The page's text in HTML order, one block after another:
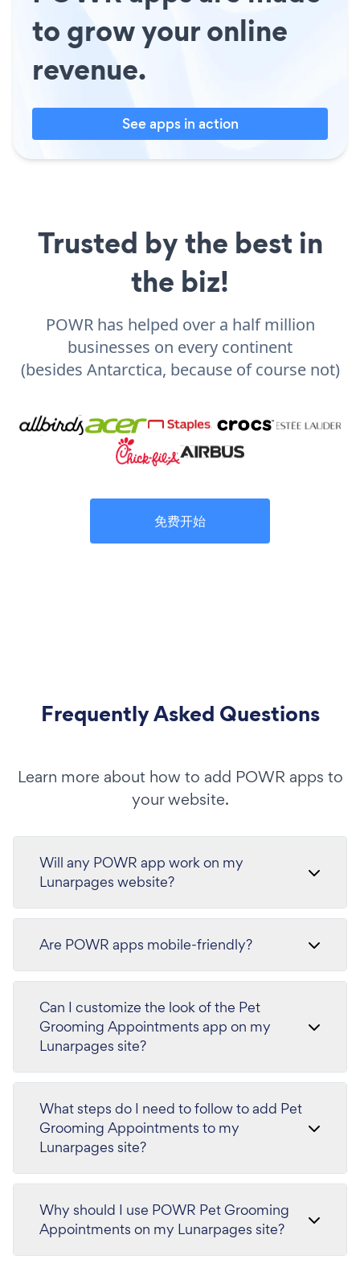
to grow your online
revenue.
See apps in action
Trusted by the best in
the biz!
POWR has helped over a half million
businesses on every continent
(besides Antarctica, because of course not)
免费开始
Frequently Asked Questions
Learn more about how to add POWR apps to
your website.
Will any POWR app work on my
Lunarpages website?
Are POWR apps mobile-friendly?
Can I customize the look of the Pet
Grooming Appointments app on my
Lunarpages site?
What steps do I need to follow to add Pet
Grooming Appointments to my
Lunarpages site?
Why should I use POWR Pet Grooming
Appointments on my Lunarpages site?